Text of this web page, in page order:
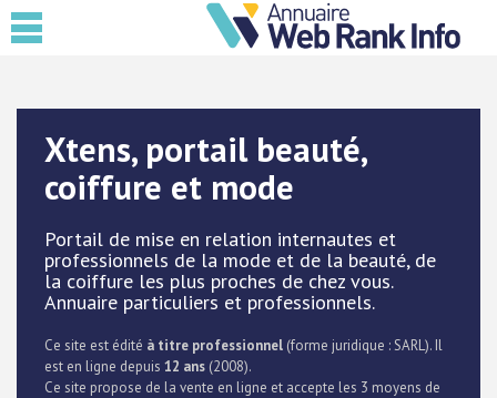
Xtens, portail beauté,
coiffure et mode
Portail de mise en relation internautes et
professionnels de la mode et de la beauté, de
la coiffure les plus proches de chez vous.
Annuaire particuliers et professionnels.
Ce site est édité à titre professionnel (forme juridique : SARL). Il
est en ligne depuis 12 ans (2008).
Ce site propose de la vente en ligne et accepte les 3 moyens de